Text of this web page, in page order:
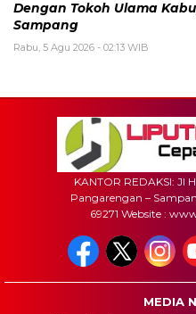
Dengan Tokoh Ulama
Sampang
Rabu, 5 Agu 2026 - 02:13 WIB
KANTOR REDAKSI: Jl
Pangarengan –
69271 Website :
MEDIA